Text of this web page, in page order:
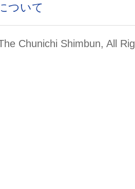
ついて
Chunichi Shimbun, All